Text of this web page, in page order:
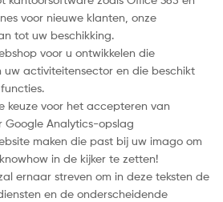
voor nieuwe klanten, onze
tot uw beschikking.
voor u ontwikkelen die
activiteitensector en die beschikt
keuze voor het accepteren van
Google Analytics-opslag
maken die past bij uw imago om
in de kijker te zetten!
ernaar streven om in deze teksten de
en de onderscheidende